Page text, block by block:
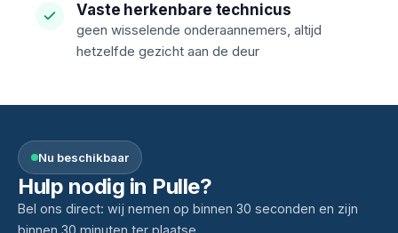
Vaste herkenbare technicus
geen wisselende onderaannemers, altijd
hetzelfde gezicht aan de deur
Nu beschikbaar
Hulp nodig in Pulle?
Bel ons direct: wij nemen op binnen 30 seconden en zijn
binnen 30 minuten ter plaatse.